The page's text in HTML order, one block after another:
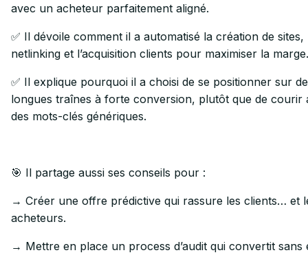
avec un acheteur parfaitement aligné.
✅ Il dévoile comment il a automatisé la création de sites,
netlinking et l’acquisition clients pour maximiser la marge.
✅ Il explique pourquoi il a choisi de se positionner sur
longues traînes à forte conversion, plutôt que de courir
des mots-clés génériques.
🎯 Il partage aussi ses conseils pour :
→ Créer une offre prédictive qui rassure les clients… et
acheteurs.
→ Mettre en place un process d’audit qui convertit sans